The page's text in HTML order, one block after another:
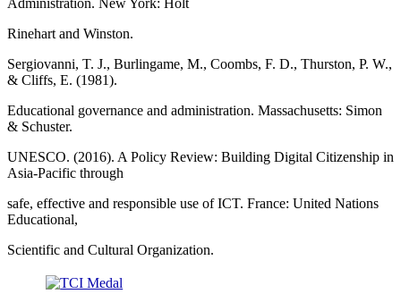
Administration. New York: Holt
Rinehart and Winston.
Sergiovanni, T. J., Burlingame, M., Coombs, F. D., Thurston, P. W.,
& Cliffs, E. (1981).
Educational governance and administration. Massachusetts: Simon
& Schuster.
UNESCO. (2016). A Policy Review: Building Digital Citizenship in
Asia-Pacific through
safe, effective and responsible use of ICT. France: United Nations
Educational,
Scientific and Cultural Organization.